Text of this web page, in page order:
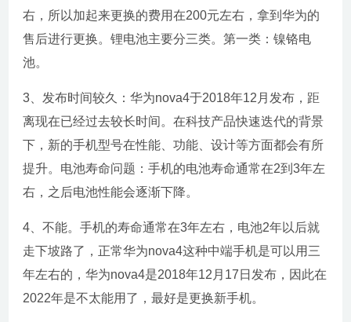
右，所以加起来更换的费用在200元左右，拿到华为的
售后进行更换。锂电池主要分三类。第一类：镍铬电
池。
3、发布时间较久：华为nova4于2018年12月发布，距
离现在已经过去较长时间。在科技产品快速迭代的背景
下，新的手机型号在性能、功能、设计等方面都会有所
提升。电池寿命问题：手机的电池寿命通常在2到3年左
右，之后电池性能会逐渐下降。
4、不能。手机的寿命通常在3年左右，电池2年以后就
走下坡路了，正常华为nova4这种中端手机是可以用三
年左右的，华为nova4是2018年12月17日发布，因此在
2022年是不太能用了，最好是更换新手机。